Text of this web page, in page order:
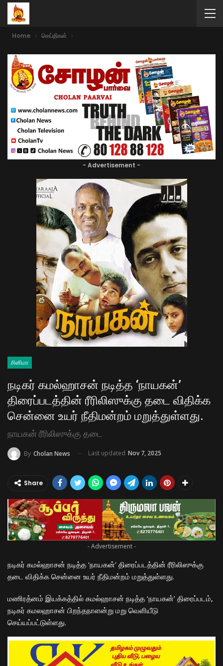
Home செய்திகள்
- Advertisement -
சினிமா
நடிகர் கமல்ஹாசன் நடித்த ‘நாயகன்’
திரைப்படத்தின் ரீரிலிஸுக்கு தடை விதிக்க
சென்னை உயர் நீதிமன்றம் மறுத்துள்ளது.
நாயகன் ரீரிலிஸுக்கு தடை
By Cholan News Last updated Nov 7, 2025
Share
- Advertisement -
நடிகர் கமல்ஹாசன் நடித்த ‘நாயகன்’ திரைப்படத்தின் ரீரிலிஸுக்கு
தடை விதிக்க சென்னை உயர் நீதிமன்றம் மறுத்துள்ளது.
மணிரத்னம் இயக்கத்தில் கமல்ஹாசன் நடித்த ‘நாயகன்’ திரைப்படம்,
நடிகர் கமலஹாசன் பிறந்தநாளன்று மறு வெளியீடு
செய்யப்பட்டுள்ளது.